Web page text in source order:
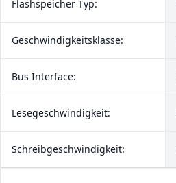
Flashspeicher Typ:
Geschwindigkeitsklasse:
Bus Interface:
Lesegeschwindigkeit:
Schreibgeschwindigkeit: